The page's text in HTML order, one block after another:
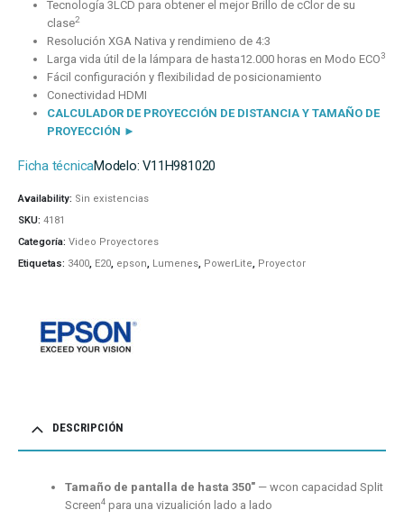
Tecnología 3LCD para obtener el mejor Brillo de cClor de su
clase2
Resolución XGA Nativa y rendimieno de 4:3
Larga vida útil de la lámpara de hasta12.000 horas en Modo ECO3
Fácil configuración y flexibilidad de posicionamiento
Conectividad HDMI
CALCULADOR DE PROYECCIÓN DE DISTANCIA Y TAMAÑO DE
PROYECCIÓN ►
Ficha técnicaModelo: V11H981020
Availability: Sin existencias
SKU: 4181
Categoría: Video Proyectores
Etiquetas: 3400, E20, epson, Lumenes, PowerLite, Proyector
DESCRIPCIÓN
Tamaño de pantalla de hasta 350″ — wcon capacidad Split
Screen4 para una vizualición lado a lado